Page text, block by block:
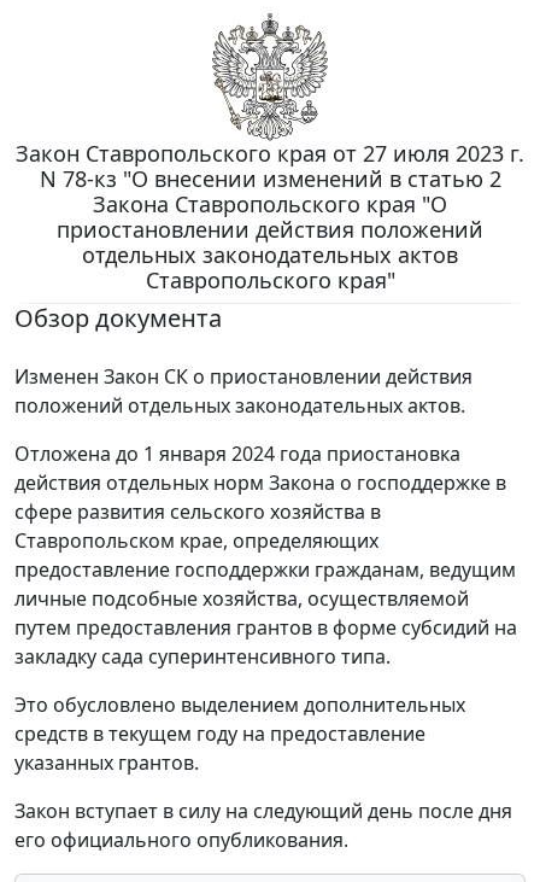
Закон Ставропольского края от 27 июля 2023 г.
N 78-кз "О внесении изменений в статью 2
Закона Ставропольского края "О
приостановлении действия положений
отдельных законодательных актов
Ставропольского края"
Обзор документа
Изменен Закон СК о приостановлении действия
положений отдельных законодательных актов.
Отложена до 1 января 2024 года приостановка
действия отдельных норм Закона о господдержке в
сфере развития сельского хозяйства в
Ставропольском крае, определяющих
предоставление господдержки гражданам, ведущим
личные подсобные хозяйства, осуществляемой
путем предоставления грантов в форме субсидий на
закладку сада суперинтенсивного типа.
Это обусловлено выделением дополнительных
средств в текущем году на предоставление
указанных грантов.
Закон вступает в силу на следующий день после дня
его официального опубликования.